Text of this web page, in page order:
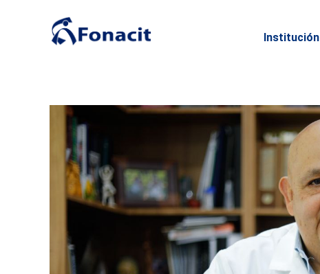
Institución